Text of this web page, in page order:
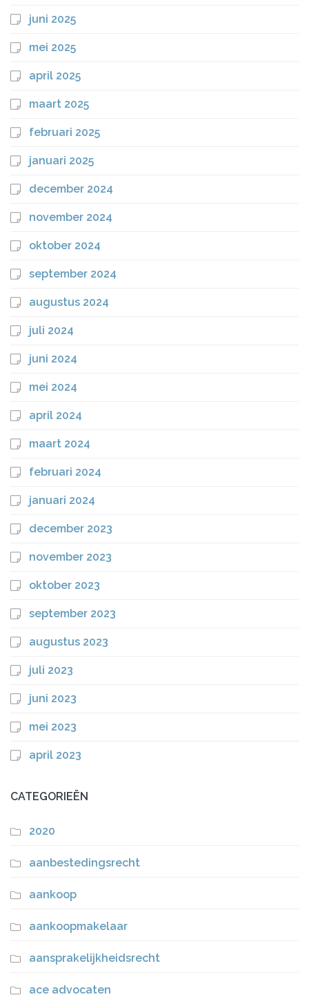
juni 2025
mei 2025
april 2025
maart 2025
februari 2025
januari 2025
december 2024
november 2024
oktober 2024
september 2024
augustus 2024
juli 2024
juni 2024
mei 2024
april 2024
maart 2024
februari 2024
januari 2024
december 2023
november 2023
oktober 2023
september 2023
augustus 2023
juli 2023
juni 2023
mei 2023
april 2023
CATEGORIEËN
2020
aanbestedingsrecht
aankoop
aankoopmakelaar
aansprakelijkheidsrecht
ace advocaten